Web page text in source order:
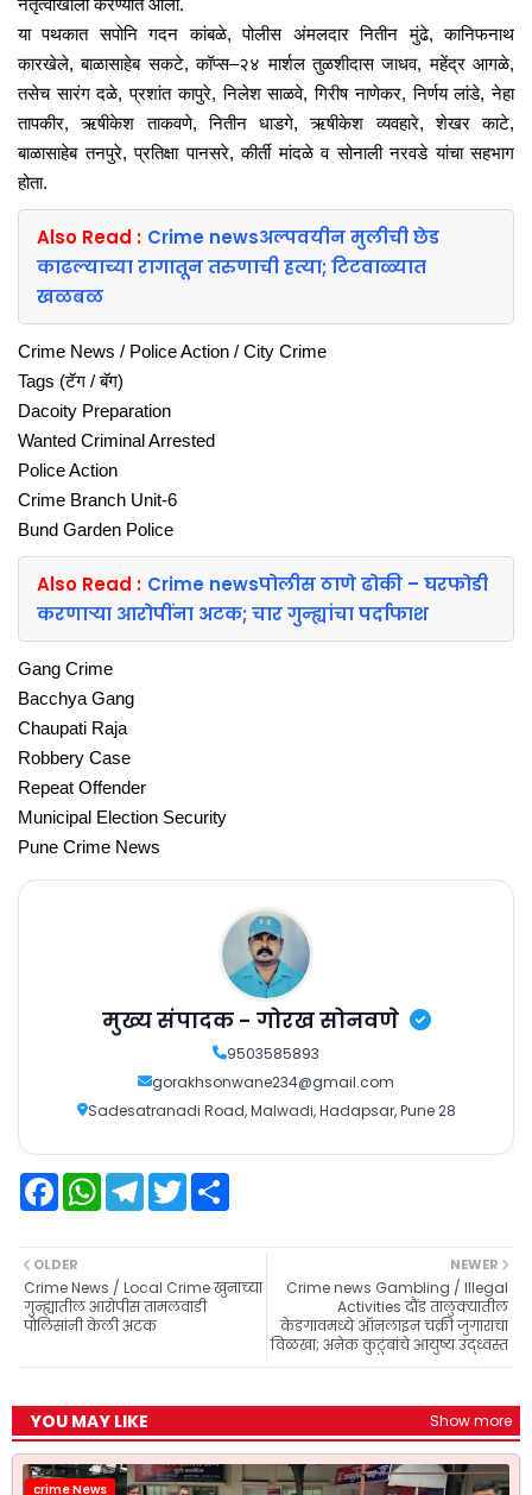
या पथकात सपोनि गदन कांबळे, पोलीस अंमलदार नितीन मुंढे, कानिफनाथ
कारखेले, बाळासाहेब सकटे, कॉप्स–२४ मार्शल तुळशीदास जाधव, महेंद्र आगळे,
तसेच सारंग दळे, प्रशांत कापुरे, निलेश साळवे, गिरीष नाणेकर, निर्णय लांडे, नेहा
तापकीर, ऋषीकेश ताकवणे, नितीन धाडगे, ऋषीकेश व्यवहारे, शेखर काटे,
बाळासाहेब तनपुरे, प्रतिक्षा पानसरे, कीर्ती मांदळे व सोनाली नरवडे यांचा सहभाग
होता.
Also Read : Crime newsअल्पवयीन मुलीची छेड
काढल्याच्या रागातून तरुणाची हत्या; टिटवाळ्यात
खळबळ
Crime News / Police Action / City Crime
Tags (टॅग / बॅग)
Dacoity Preparation
Wanted Criminal Arrested
Police Action
Crime Branch Unit-6
Bund Garden Police
Also Read : Crime newsपोलीस ठाणे ढोकी – घरफोडी
करणाऱ्या आरोपींना अटक; चार गुन्ह्यांचा पर्दाफाश
Gang Crime
Bacchya Gang
Chaupati Raja
Robbery Case
Repeat Offender
Municipal Election Security
Pune Crime News
मुख्य संपादक - गोरख सोनवणे
9503585893
gorakhsonwane234@gmail.com
Sadesatranadi Road, Malwadi, Hadapsar, Pune 28
F
a
b
o
o
k
W
p
p
T
e
a
m
T
w
r
NEWER
Crime news Gambling / Illegal
Activities दौंड तालुक्यातील
केडगावमध्ये ऑनलाइन चक्री जुगाराचा
विळखा; अनेक कुटुंबांचे आयुष्य उद्ध्वस्त
OLDER
Crime News / Local Crime खुनाच्या
गुन्ह्यातील आरोपीस तामलवाडी
पोलिसांनी केली अटक
YOU MAY LIKE Show more
crime News